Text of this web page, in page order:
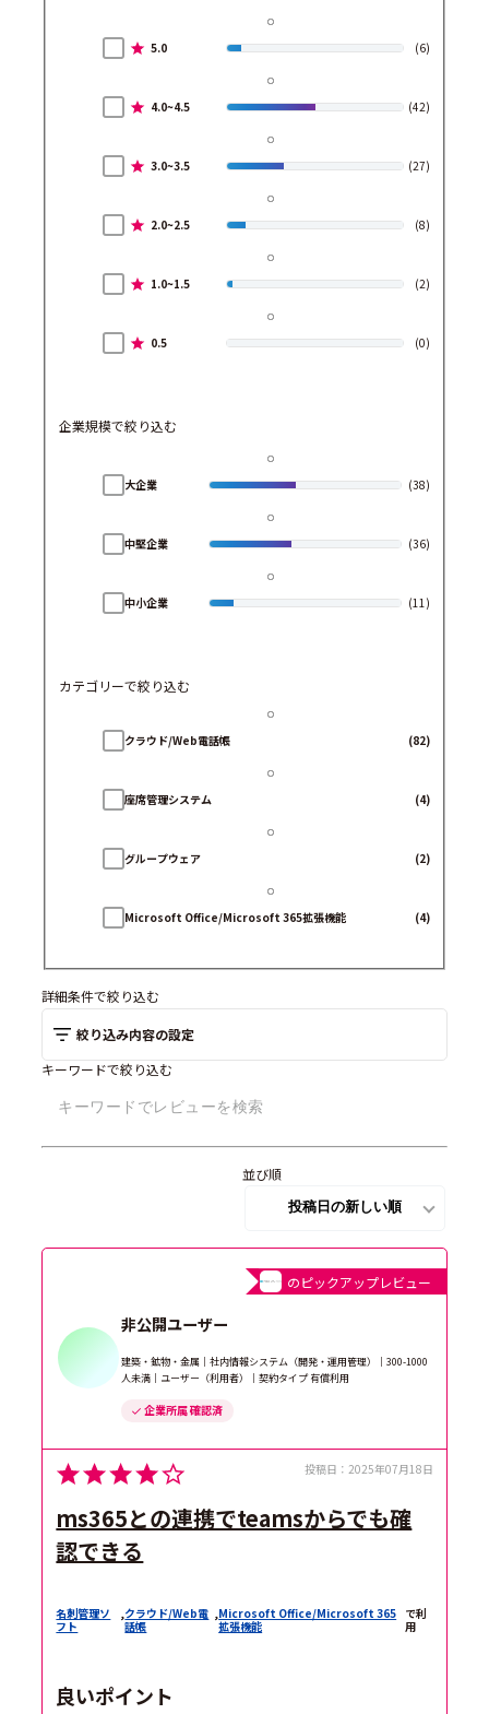
5.0 (6)
4.0~4.5 (42)
3.0~3.5 (27)
2.0~2.5 (8)
1.0~1.5 (2)
0.5 (0)
企業規模で絞り込む
大企業 (38)
中堅企業 (36)
中小企業 (11)
カテゴリーで絞り込む
クラウド/Web電話帳 (82)
座席管理システム (4)
グループウェア (2)
Microsoft Office/Microsoft 365拡張機能 (4)
安否確認システム
詳細条件で絞り込む
絞り込み内容の設定
キーワードで絞り込む
並び順
のピックアップレビュー
非公開ユーザー
建築・鉱物・金属｜社内情報システム（開発・運用管理）｜300-1000
人未満｜ユーザー（利用者）｜契約タイプ 有償利用
企業所属 確認済
投稿日： 2025年07月18日
ms365との連携でteamsからでも確
認できる
名刺管理ソ
フト
,クラウド/Web電
話帳
,Microsoft Office/Microsoft 365
拡張機能
で利
用
良いポイント